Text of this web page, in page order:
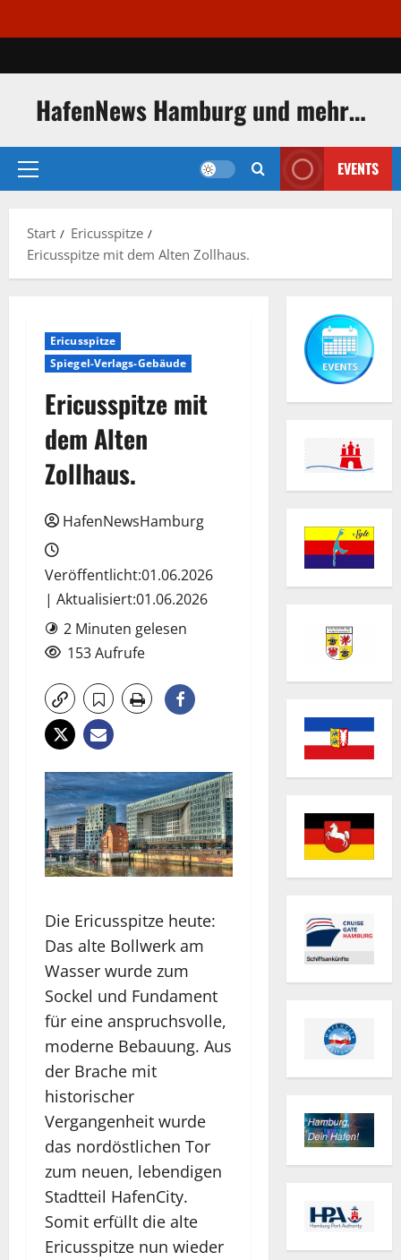
Inhalt
HafenNews Hamburg und mehr…
Primäres
EVENTS
Start
Ericusspitze
Ericusspitze mit dem Alten Zollhaus.
Ericusspitze
Spiegel-Verlags-Gebäude
Ericusspitze mit
dem Alten
Zollhaus.
HafenNewsHamburg
Veröffentlicht:01.06.2026
| Aktualisiert:01.06.2026
2 Minuten gelesen
153 Aufrufe
Die Ericusspitze heute:
Das alte Bollwerk am
Wasser wurde zum
Sockel und Fundament
für eine anspruchsvolle,
moderne Bebauung. Aus
der Brache mit
historischer
Vergangenheit wurde
das nordöstlichen Tor
zum neuen, lebendigen
Stadtteil HafenCity.
Somit erfüllt die alte
Ericusspitze nun wieder